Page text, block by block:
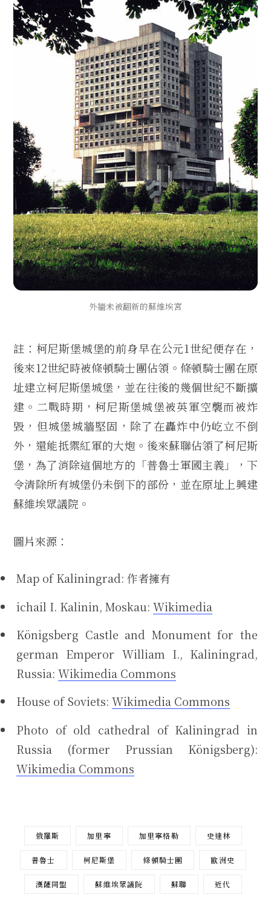
外牆未被翻新的蘇維埃宮
註：柯尼斯堡城堡的前身早在公元1世紀便存在，
後來12世紀時被條頓騎士團佔領。條頓騎士團在原
址建立柯尼斯堡城堡，並在往後的幾個世紀不斷擴
建。二戰時期，柯尼斯堡城堡被英軍空襲而被炸
毀，但城堡城牆堅固，除了在轟炸中仍屹立不倒
外，還能抵禦紅軍的大炮。後來蘇聯佔領了柯尼斯
堡，為了消除這個地方的「普魯士軍國主義」，下
令清除所有城堡仍未倒下的部份，並在原址上興建
蘇維埃眾議院。
圖片來源：
Map of Kaliningrad: 作者擁有
ichail I. Kalinin, Moskau: Wikimedia
Königsberg Castle and Monument for the
german Emperor William I., Kaliningrad,
Russia: Wikimedia Commons
House of Soviets: Wikimedia Commons
Photo of old cathedral of Kaliningrad in
Russia (former Prussian Königsberg):
Wikimedia Commons
俄羅斯 加里寧 加里寧格勒 史達林
普魯士 柯尼斯堡 條頓騎士團 歐洲史
漢薩同盟 蘇維埃眾議院 蘇聯 近代